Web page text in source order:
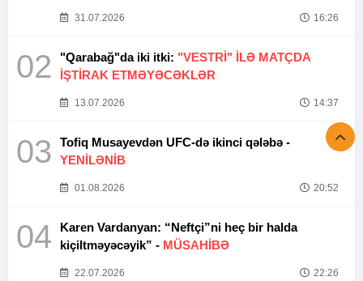
31.07.2026 16:26
02 "Qarabağ"da iki itki: "VESTRİ" İLƏ MATÇDA
İŞTİRAK ETMƏYƏCƏKLƏR
13.07.2026 14:37
03
Tofiq Musayevdən UFC-də ikinci qələbə -
YENİLƏNİB
01.08.2026 20:52
04
Karen Vardanyan: “Neftçi”ni heç bir halda
kiçiltməyəcəyik” - MÜSAHİBƏ
22.07.2026 22:26